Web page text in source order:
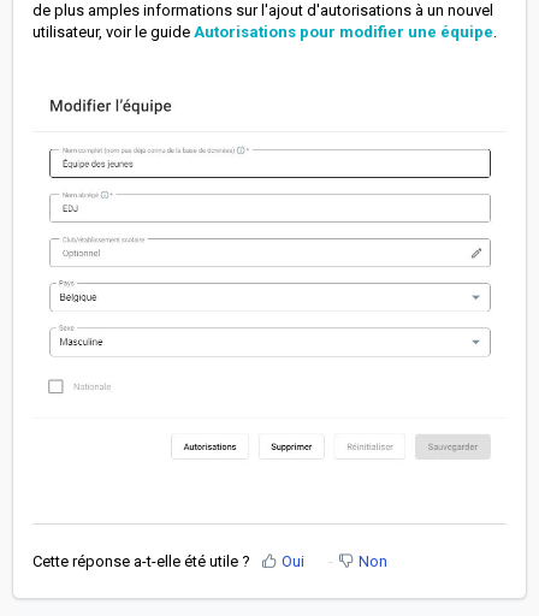
de plus amples informations sur l'ajout d'autorisations à un nouvel
utilisateur, voir le guide Autorisations pour modifier une équipe
Cette réponse a-t-elle été utile ? Oui Non